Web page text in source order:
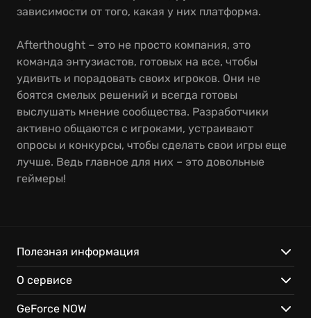
зависимости от того, какая у них платформа.
Afterthought – это не просто компания, это
команда энтузиастов, готовых на все, чтобы
удивить и порадовать своих игроков. Они не
боятся смелых решений и всегда готовы
выслушать мнение сообщества. Разработчики
активно общаются с игроками, устраивают
опросы и конкурсы, чтобы сделать свои игры еще
лучше. Ведь главное для них – это довольные
геймеры!
Полезная информация
О сервисе
GeForce NOW